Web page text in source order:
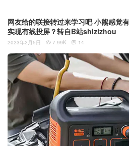
网友给的联接转过来学习吧 小熊感觉有点闲 哈哈
实现有线投屏？转自B站shizizhou
2023年2月5日  7.99K  14